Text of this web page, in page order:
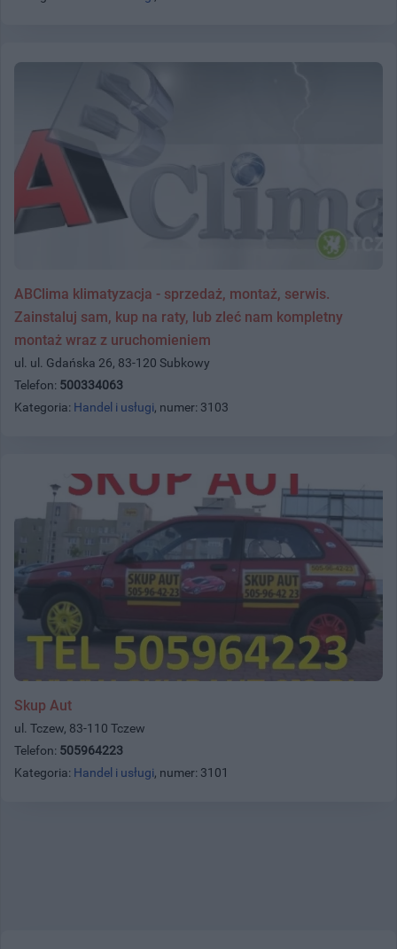
ABClima klimatyzacja - sprzedaż, montaż, serwis.
Zainstaluj sam, kup na raty, lub zleć nam kompletny
montaż wraz z uruchomieniem
ul. ul. Gdańska 26, 83-120 Subkowy
Telefon: 500334063
Kategoria: Handel i usługi, numer: 3103
Skup Aut
ul. Tczew, 83-110 Tczew
Telefon: 505964223
Kategoria: Handel i usługi, numer: 3101